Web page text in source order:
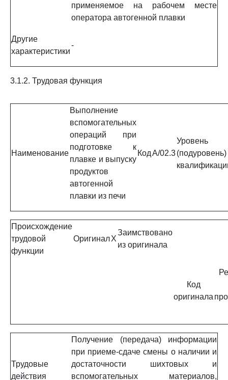
применяемое на рабочем месте
оператора автогенной плавки
Другие
характеристики
-
3.1.2. Трудовая функция
Наименование
Выполнение
вспомогательных
операций при
подготовке к
плавке и выпуску
продуктов
автогенной
плавки из печи
КодA/02.3
Уровень
(подуровень)
Происхождение
трудовой
функции
ОригиналX
Заимствовано
из оригинала
Код
оригинала
Трудовые
действия
Получение (передача) информации
при приеме-сдаче смены о наличии и
достаточности шихтовых и
вспомогательных материалов,